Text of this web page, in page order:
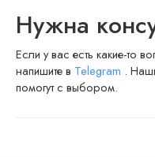
Нужна
Если у вас есть какие-то
напишите в Telegram .
помогут с выбором.